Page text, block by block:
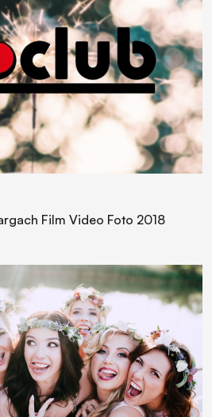
Film Video Foto 2018